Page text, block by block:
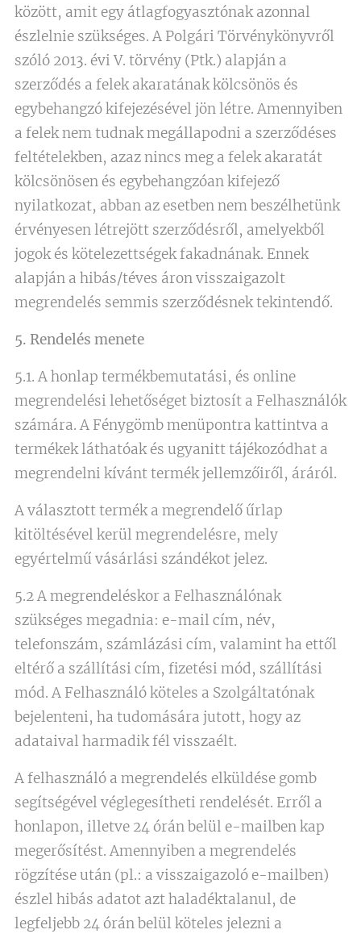
között, amit egy átlagfogyasztónak azonnal
észlelnie szükséges. A Polgári Törvénykönyvről
szóló 2013. évi V. törvény (Ptk.) alapján a
szerződés a felek akaratának kölcsönös és
egybehangzó kifejezésével jön létre. Amennyiben
a felek nem tudnak megállapodni a szerződéses
feltételekben, azaz nincs meg a felek akaratát
kölcsönösen és egybehangzóan kifejező
nyilatkozat, abban az esetben nem beszélhetünk
érvényesen létrejött szerződésről, amelyekből
jogok és kötelezettségek fakadnának. Ennek
alapján a hibás/téves áron visszaigazolt
megrendelés semmis szerződésnek tekintendő.
5. Rendelés menete
5.1. A honlap termékbemutatási, és online
megrendelési lehetőséget biztosít a Felhasználók
számára. A Fénygömb menüpontra kattintva a
termékek láthatóak és ugyanitt tájékozódhat a
megrendelni kívánt termék jellemzőiről, áráról.
A választott termék a megrendelő űrlap
kitöltésével kerül megrendelésre, mely
egyértelmű vásárlási szándékot jelez.
5.2 A megrendeléskor a Felhasználónak
szükséges megadnia: e-mail cím, név,
telefonszám, számlázási cím, valamint ha ettől
eltérő a szállítási cím, fizetési mód, szállítási
mód. A Felhasználó köteles a Szolgáltatónak
bejelenteni, ha tudomására jutott, hogy az
adataival harmadik fél visszaélt.
A felhasználó a megrendelés elküldése gomb
segítségével véglegesítheti rendelését. Erről a
honlapon, illetve 24 órán belül e-mailben kap
megerősítést. Amennyiben a megrendelés
rögzítése után (pl.: a visszaigazoló e-mailben)
észlel hibás adatot azt haladéktalanul, de
legfeljebb 24 órán belül köteles jelezni a